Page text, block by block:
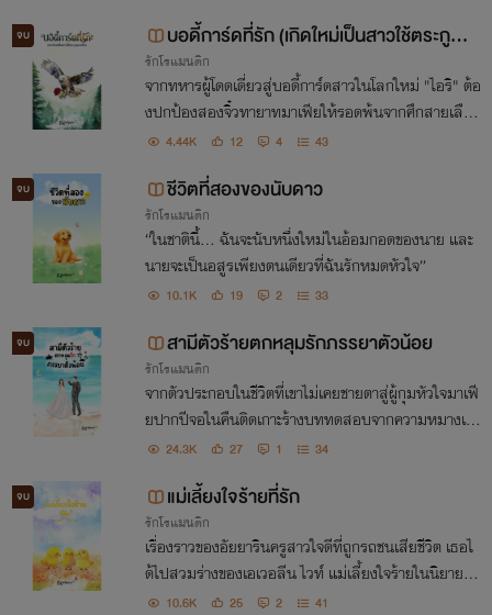
จบ
บอดี้การ์ดที่รัก (เกิดใหม่เป็นสาวใช้ตระกูลม
าเฟีย)
รักโรแมนติก
จากทหารผู้โดดเดี่ยวสู่บอดี้การ์ดสาวในโลกใหม่ "ไอริ" ต้อ
งปกป้องสองจิ๋วทายาทมาเฟียให้รอดพ้นจากศึกสายเลือด
แต่ไหงเจ้านายหนุ่มสุดหล่ออย่าง "เพย์ตัน" กลับจ้องจะยื่
4.44K 12 4 43
จบ ชีวิตที่สองของนับดาว
รักโรแมนติก
“ในชาตินี้... ฉันจะนับหนึ่งใหม่ในอ้อมกอดของนาย และ
นายจะเป็นอสูรเพียงตนเดียวที่ฉันรักหมดหัวใจ”
10.1K 19 2 33
จบ สามีตัวร้ายตกหลุมรักภรรยาตัวน้อย
รักโรแมนติก
จากตัวประกอบในชีวิตที่เขาไม่เคยชายตาสู่ผู้กุมหัวใจมาเฟี
ยปากปีจอในคืนติดเกาะร้างบททดสอบจากความหมางเมิ
นแปรเปลี่ยนเป็นความรักนิรันดร์ที่ผูกพันสองหัวใจไว้ด้ว
24.3K 27 1 34
จบ แม่เลี้ยงใจร้ายที่รัก
รักโรแมนติก
เรื่องราวของอัยยารินครูสาวใจดีที่ถูกรถชนเสียชีวิต เธอไ
ด้ไปสวมร่างของเอเวอลีน ไวท์ แม่เลี้ยงใจร้ายในนิยายเพื่
อแก้ไขจุดจบของนางร้าย เธอจำเป็นต้องเปลี่ยนนิสัยของ
10.6K 25 2 41